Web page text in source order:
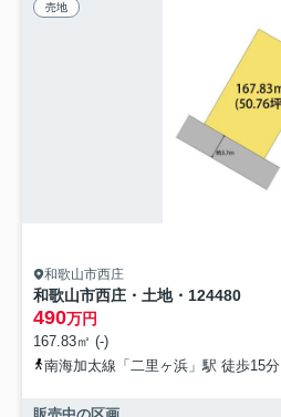
売地
和歌山市西庄
和歌山市西庄・土地・124480
490万円
167.83㎡ (-)
南海加太線「二里ヶ浜」駅 徒歩15分